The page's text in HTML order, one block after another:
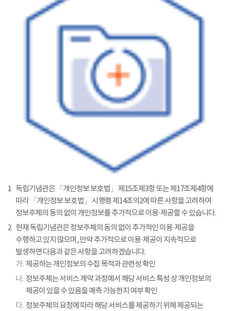
1 독립기념관은 「개인정보 보호법」 제15조제3항 또는 제17조제4항에
따라 「개인정보 보호법」 시행령 제14조의2에 따른 사항을 고려하여
정보주체의 동의 없이 개인정보를 추가적으로 이용·제공할 수 있습니다.
2 현재 독립기념관은 정보주체의 동의 없이 추가적인 이용·제공을
수행하고 있지 않으며, 만약 추가적으로 이용·제공이 지속적으로
발생하면 다음과 같은 사항을 고려하겠습니다.
가. 제공하는 개인정보의 수집 목적과 관련성 확인
나. 정보주체는 서비스 계약 과정에서 해당 서비스 특성 상 개인정보의
제공이 있을 수 있음을 예측 가능한지 여부 확인
다. 정보주체의 요청에 따라 해당 서비스를 제공하기 위해 제공되는